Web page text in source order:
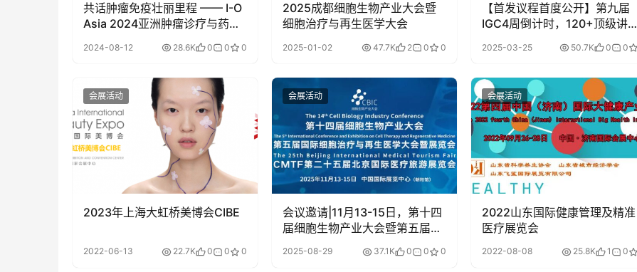
共话肿瘤免疫壮丽里程 —— I-O
Asia 2024亚洲肿瘤诊疗与药物
2024-08-12 28.6K 0 0 0
2025成都细胞生物产业大会暨
细胞治疗与再生医学大会
2025-01-02 47.7K 2 0 0
【首发议程首度公开】第九届
IGC4周倒计时，120+顶级讲者
曝光，2000+精英高燃集结，4
月京城开启免疫基因及细胞年度
2025-03-25 50.7K 0 0
会展活动
2023年上海大虹桥美博会CIBE
2022-06-13 22.7K 0 0 0
会展活动
会议邀请|11月13-15日，第十四
届细胞生物产业大会暨第五届国
2025-08-29 37.1K 0 0 0
会展活动
2022山东国际健康管理及精准
医疗展览会
2022-08-08 25.8K 1 0